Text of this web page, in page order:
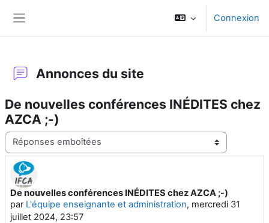
Connexion
Annonces du site
De nouvelles conférences INÉDITES chez
AZCA ;-)
Type d’affichage
De nouvelles conférences INÉDITES chez AZCA ;-)
par L'équipe enseignante et administration, mercredi 31
juillet 2024, 23:57
Nombre de réponses : 0